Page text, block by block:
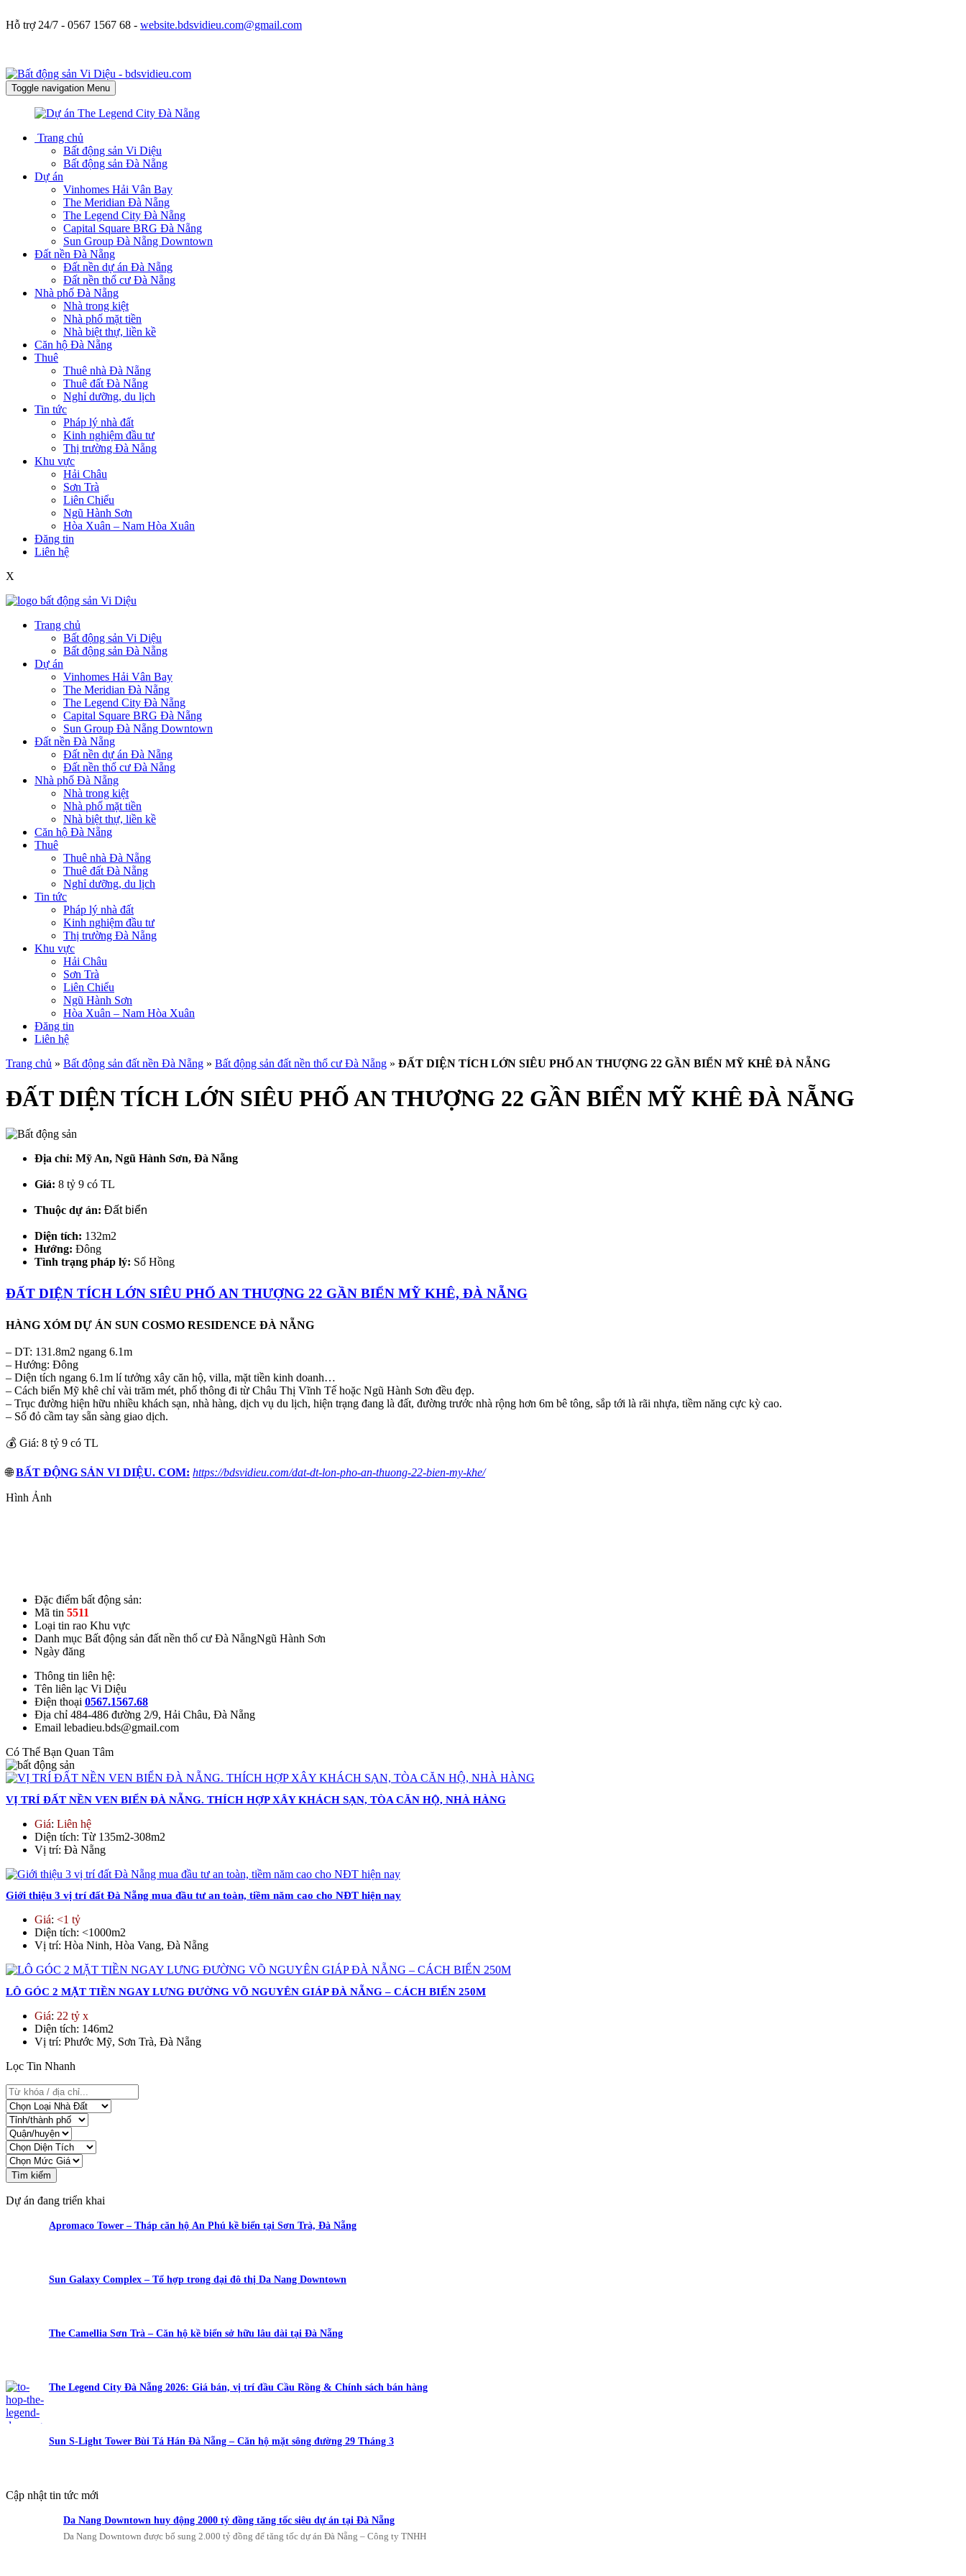
Hỗ trợ 24/7 - 0567 1567 68 - website.bdsvidieu.com@gmail.com
Toggle navigation Menu
Trang chủ
Bất động sản Vi Diệu
Bất động sản Đà Nẵng
Dự án
Vinhomes Hải Vân Bay
The Meridian Đà Nẵng
The Legend City Đà Nẵng
Capital Square BRG Đà Nẵng
Sun Group Đà Nẵng Downtown
Đất nền Đà Nẵng
Đất nền dự án Đà Nẵng
Đất nền thổ cư Đà Nẵng
Nhà phố Đà Nẵng
Nhà trong kiệt
Nhà phố mặt tiền
Nhà biệt thự, liền kề
Căn hộ Đà Nẵng
Thuê
Thuê nhà Đà Nẵng
Thuê đất Đà Nẵng
Nghỉ dưỡng, du lịch
Tin tức
Pháp lý nhà đất
Kinh nghiệm đầu tư
Thị trường Đà Nẵng
Khu vực
Hải Châu
Sơn Trà
Liên Chiểu
Ngũ Hành Sơn
Hòa Xuân – Nam Hòa Xuân
Đăng tin
Liên hệ
X
Trang chủ
Bất động sản Vi Diệu
Bất động sản Đà Nẵng
Dự án
Vinhomes Hải Vân Bay
The Meridian Đà Nẵng
The Legend City Đà Nẵng
Capital Square BRG Đà Nẵng
Sun Group Đà Nẵng Downtown
Đất nền Đà Nẵng
Đất nền dự án Đà Nẵng
Đất nền thổ cư Đà Nẵng
Nhà phố Đà Nẵng
Nhà trong kiệt
Nhà phố mặt tiền
Nhà biệt thự, liền kề
Căn hộ Đà Nẵng
Thuê
Thuê nhà Đà Nẵng
Thuê đất Đà Nẵng
Nghỉ dưỡng, du lịch
Tin tức
Pháp lý nhà đất
Kinh nghiệm đầu tư
Thị trường Đà Nẵng
Khu vực
Hải Châu
Sơn Trà
Liên Chiểu
Ngũ Hành Sơn
Hòa Xuân – Nam Hòa Xuân
Đăng tin
Liên hệ
Trang chủ » Bất động sản đất nền Đà Nẵng » Bất động sản đất nền thổ cư Đà Nẵng » ĐẤT DIỆN TÍCH LỚN SIÊU PHỐ AN THƯỢNG 22 GẦN BIỂN MỸ KHÊ ĐÀ NẴNG
ĐẤT DIỆN TÍCH LỚN SIÊU PHỐ AN THƯỢNG 22 GẦN BIỂN MỸ KHÊ ĐÀ NẴNG
Địa chỉ: Mỹ An, Ngũ Hành Sơn, Đà Nẵng
Giá: 8 tỷ 9 có TL
Thuộc dự án: Đất biển
Diện tích: 132m2
Hướng: Đông
Tình trạng pháp lý: Sổ Hồng
ĐẤT DIỆN TÍCH LỚN SIÊU PHỐ AN THƯỢNG 22 GẦN BIỂN MỸ KHÊ, ĐÀ NẴNG
HÀNG XÓM DỰ ÁN SUN COSMO RESIDENCE ĐÀ NẴNG
– DT: 131.8m2 ngang 6.1m
– Hướng: Đông
– Diện tích ngang 6.1m lí tưởng xây căn hộ, villa, mặt tiền kinh doanh…
– Cách biển Mỹ khê chỉ vài trăm mét, phố thông đi từ Châu Thị Vĩnh Tế hoặc Ngũ Hành Sơn đều đẹp.
– Trục đường hiện hữu nhiều khách sạn, nhà hàng, dịch vụ du lịch, hiện trạng đang là đất, đường trước nhà rộng hơn 6m bê tông, sắp tới là rãi nhựa, tiềm năng cực kỳ cao.
– Sổ đỏ cầm tay sẵn sàng giao dịch.
💰 Giá: 8 tỷ 9 có TL
🌐BẤT ĐỘNG SẢN VI DIỆU. COM: https://bdsvidieu.com/dat-dt-lon-pho-an-thuong-22-bien-my-khe/
Hình Ảnh
Đặc điểm bất động sản:
Mã tin 5511
Loại tin rao Khu vực
Danh mục Bất động sản đất nền thổ cư Đà NẵngNgũ Hành Sơn
Ngày đăng
Thông tin liên hệ:
Tên liên lạc Vi Diệu
Điện thoại 0567.1567.68
Địa chỉ 484-486 đường 2/9, Hải Châu, Đà Nẵng
Email lebadieu.bds@gmail.com
Có Thể Bạn Quan Tâm
VỊ TRÍ ĐẤT NỀN VEN BIỂN ĐÀ NẴNG. THÍCH HỢP XÂY KHÁCH SẠN, TÒA CĂN HỘ, NHÀ HÀNG
Giá: Liên hệ
Diện tích: Từ 135m2-308m2
Vị trí: Đà Nẵng
Giới thiệu 3 vị trí đất Đà Nẵng mua đầu tư an toàn, tiềm năm cao cho NĐT hiện nay
Giá: <1 tỷ
Diện tích: <1000m2
Vị trí: Hòa Ninh, Hòa Vang, Đà Nẵng
LÔ GÓC 2 MẶT TIỀN NGAY LƯNG ĐƯỜNG VÕ NGUYÊN GIÁP ĐÀ NẴNG – CÁCH BIỂN 250M
Giá: 22 tỷ x
Diện tích: 146m2
Vị trí: Phước Mỹ, Sơn Trà, Đà Nẵng
Lọc Tin Nhanh
Tìm kiếm
Dự án đang triển khai
Apromaco Tower – Tháp căn hộ An Phú kề biển tại Sơn Trà, Đà Nẵng
Sun Galaxy Complex – Tổ hợp trong đại đô thị Da Nang Downtown
The Camellia Sơn Trà – Căn hộ kề biển sở hữu lâu dài tại Đà Nẵng
The Legend City Đà Nẵng 2026: Giá bán, vị trí đầu Cầu Rồng & Chính sách bán hàng
Sun S-Light Tower Bùi Tá Hán Đà Nẵng – Căn hộ mặt sông đường 29 Tháng 3
Cập nhật tin tức mới
Da Nang Downtown huy động 2000 tỷ đồng tăng tốc siêu dự án tại Đà Nẵng
Da Nang Downtown được bổ sung 2.000 tỷ đồng để tăng tốc dự án Đà Nẵng – Công ty TNHH